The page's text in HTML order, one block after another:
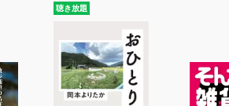
聴き放題